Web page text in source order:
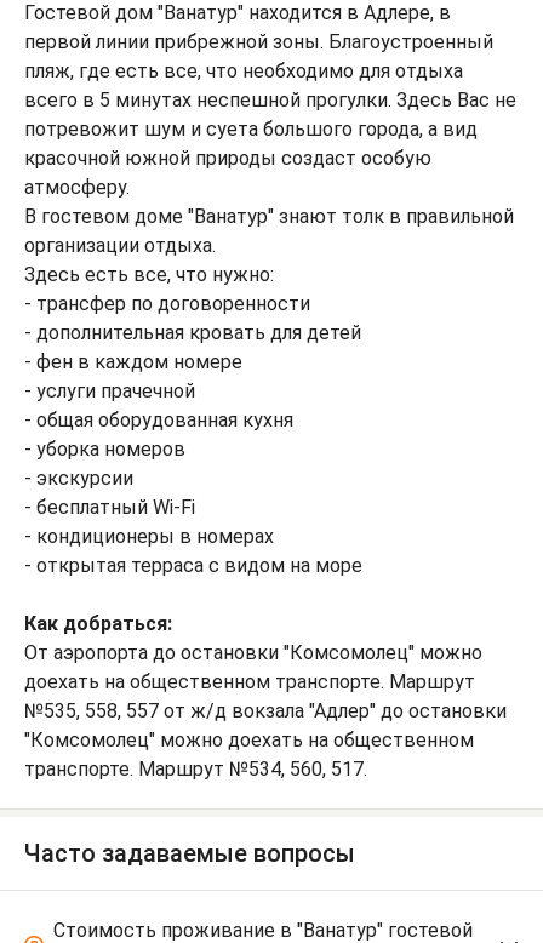
Гостевой дом "Ванатур" находится в Адлере, в
первой линии прибрежной зоны. Благоустроенный
пляж, где есть все, что необходимо для отдыха
всего в 5 минутах неспешной прогулки. Здесь Вас не
потревожит шум и суета большого города, а вид
красочной южной природы создаст особую
атмосферу.
В гостевом доме "Ванатур" знают толк в правильной
организации отдыха.
Здесь есть все, что нужно:
- трансфер по договоренности
- дополнительная кровать для детей
- фен в каждом номере
- услуги прачечной
- общая оборудованная кухня
- уборка номеров
- экскурсии
- бесплатный Wi-Fi
- кондиционеры в номерах
- открытая терраса с видом на море
Как добраться:
От аэропорта до остановки "Комсомолец" можно
доехать на общественном транспорте. Маршрут
№535, 558, 557 от ж/д вокзала "Адлер" до остановки
"Комсомолец" можно доехать на общественном
транспорте. Маршрут №534, 560, 517.
Часто задаваемые вопросы
Стоимость проживание в "Ванатур" гостевой